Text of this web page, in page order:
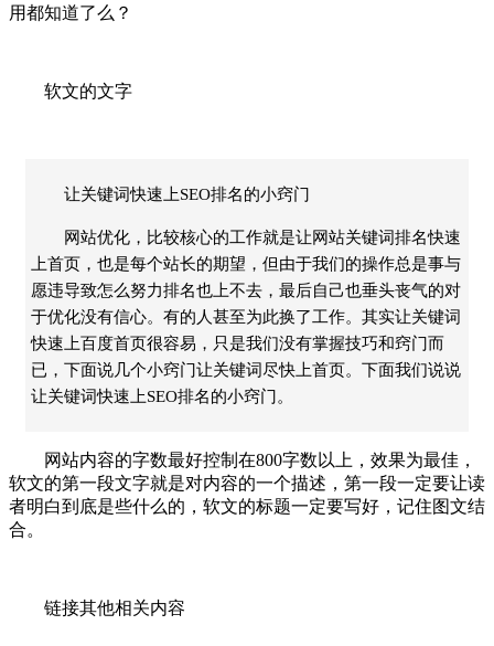
用都知道了么？
软文的文字
让关键词快速上SEO排名的小窍门
网站优化，比较核心的工作就是让网站关键词排名快速
上首页，也是每个站长的期望，但由于我们的操作总是事与
愿违导致怎么努力排名也上不去，最后自己也垂头丧气的对
于优化没有信心。有的人甚至为此换了工作。其实让关键词
快速上百度首页很容易，只是我们没有掌握技巧和窍门而
已，下面说几个小窍门让关键词尽快上首页。下面我们说说
让关键词快速上SEO排名的小窍门。
网站内容的字数最好控制在800字数以上，效果为最佳，
软文的第一段文字就是对内容的一个描述，第一段一定要让读
者明白到底是些什么的，软文的标题一定要写好，记住图文结
合。
链接其他相关内容